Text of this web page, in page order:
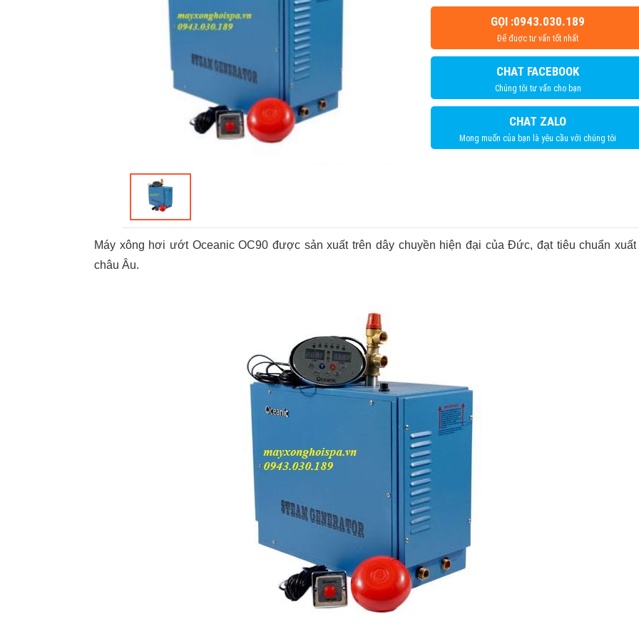
GỌI :0943.030.189
Để đuợc tư vấn tốt nhất
CHAT FACEBOOK
Chúng tôi tư vấn cho bạn
CHAT ZALO
Mong muốn của bạn là yêu cầu với chúng tôi
Máy xông hơi ướt Oceanic OC90 được sản xuất trên dây chuyền hiện đại của Đức, đạt tiêu chuẩn xuất
châu Âu.